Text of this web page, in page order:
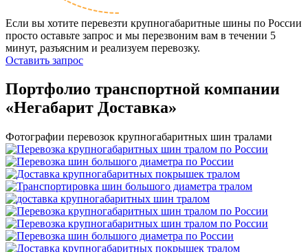
Если вы хотите перевезти крупногабаритные шины по России
просто оставьте запрос и мы перезвоним вам в течении 5
минут, разъясним и реализуем перевозку.
Оставить запрос
Портфолио транспортной компании
«Негабарит Доставка»
Фотографии перевозок крупногабаритных шин тралами